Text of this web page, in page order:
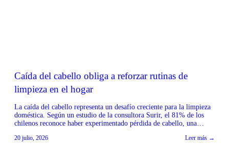
Caída del cabello obliga a reforzar rutinas de
limpieza en el hogar
La caída del cabello representa un desafío creciente para la limpieza
doméstica. Según un estudio de la consultora Surir, el 81% de los
chilenos reconoce haber experimentado pérdida de cabello, una
Desde la industria del aseo, Tineco & Ecovacs Chile señalan que esta
20 julio, 2026 Leer más →